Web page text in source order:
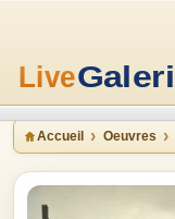
Accueil Oeuvres